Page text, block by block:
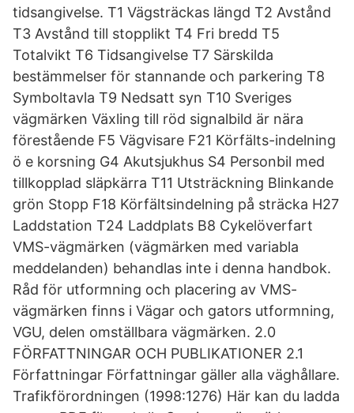
tidsangivelse. T1 Vägsträckas längd T2 Avstånd
T3 Avstånd till stopplikt T4 Fri bredd T5
Totalvikt T6 Tidsangivelse T7 Särskilda
bestämmelser för stannande och parkering T8
Symboltavla T9 Nedsatt syn T10 Sveriges
vägmärken Växling till röd signalbild är nära
förestående F5 Vägvisare F21 Körfälts-indelning
ö e korsning G4 Akutsjukhus S4 Personbil med
tillkopplad släpkärra T11 Utsträckning Blinkande
grön Stopp F18 Körfältsindelning på sträcka H27
Laddstation T24 Laddplats B8 Cykelöverfart
VMS-vägmärken (vägmärken med variabla
meddelanden) behandlas inte i denna handbok.
Råd för utformning och placering av VMS-
vägmärken finns i Vägar och gators utformning,
VGU, delen omställbara vägmärken. 2.0
FÖRFATTNINGAR OCH PUBLIKATIONER 2.1
Författningar Författningar gäller alla väghållare.
Trafikförordningen (1998:1276) Här kan du ladda